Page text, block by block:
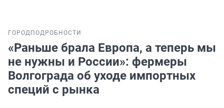
ГОРОД ПОДРОБНОСТИ
«Раньше брала Европа, а теперь мы
не нужны и России»: фермеры
Волгограда об уходе импортных
специй с рынка